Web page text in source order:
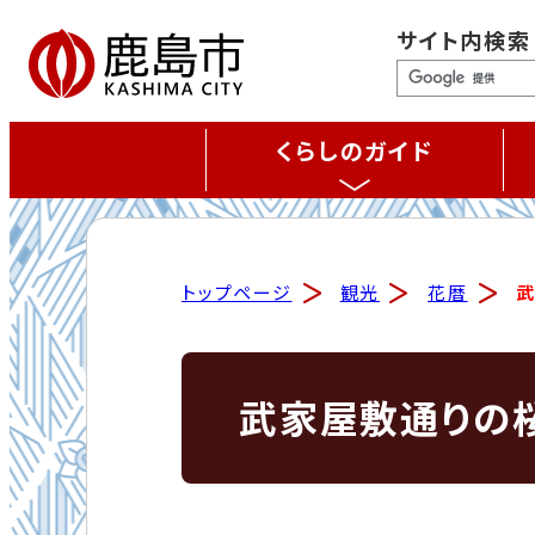
サイト内検索
くらしのガイド
トップページ 観光 花暦
武家屋敷通りの